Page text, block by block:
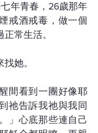
年青春，26歲那年
戒酒戒毒，做一個
常生活。
她。
間看到一團好像耶
祂告訴我祂與我同
」心底那些連自己